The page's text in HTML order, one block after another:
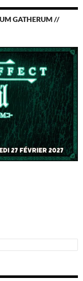
GATHERUM //